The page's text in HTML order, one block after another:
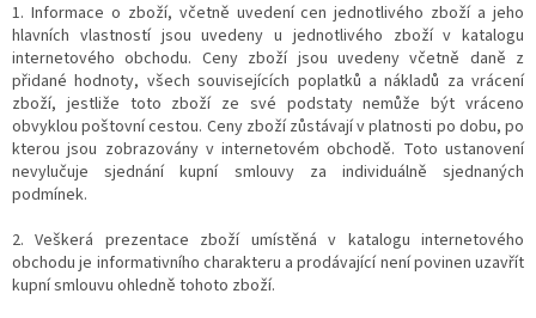
1. Informace o zboží, včetně uvedení cen jednotlivého zboží a jeho
hlavních vlastností jsou uvedeny u jednotlivého zboží v katalogu
internetového obchodu. Ceny zboží jsou uvedeny včetně daně z
přidané hodnoty, všech souvisejících poplatků a nákladů za vrácení
zboží, jestliže toto zboží ze své podstaty nemůže být vráceno
obvyklou poštovní cestou. Ceny zboží zůstávají v platnosti po dobu, po
kterou jsou zobrazovány v internetovém obchodě. Toto ustanovení
nevylučuje sjednání kupní smlouvy za individuálně sjednaných
podmínek.
2. Veškerá prezentace zboží umístěná v katalogu internetového
obchodu je informativního charakteru a prodávající není povinen uzavřít
kupní smlouvu ohledně tohoto zboží.